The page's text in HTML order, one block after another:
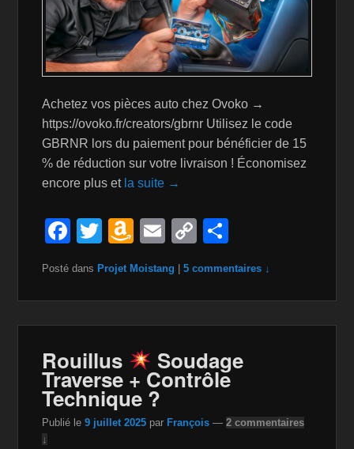
Achetez vos pièces auto chez Ovoko →
https://ovoko.fr/creators/gbrnr Utilisez le code
GBRNR lors du paiement pour bénéficier de 15
% de réduction sur votre livraison ! Économisez
encore plus et la suite →
F
a
c
e
b
o
o
k
T
wi
tt
er
A
m
a
z
o
n
W
is
h
E
m
ail
C
p
y
Li
n
k
ar
ta
g
er
Posté dans Projet Moistang |5 commentaires ↓
Rouillus Soudage
Traverse + Contrôle
Technique ?
Publié le9 juillet 2025 par François —2 commentaires
↓